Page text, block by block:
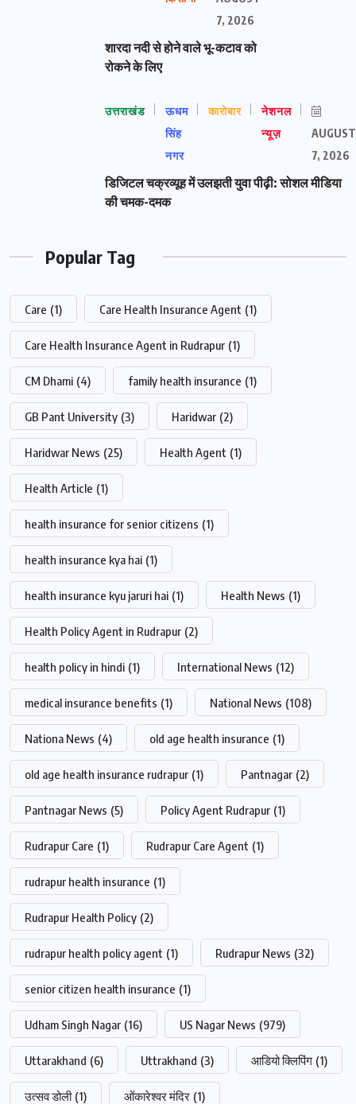
7, 2026
शारदा नदी से होने वाले भू-कटाव को
रोकने के लिए
उत्तराखंड
ऊधम
सिंह
नगर
कारोबार
नेशनल
न्यूज़
AUGUST
7, 2026
डिजिटल चक्रव्यूह में उलझती युवा पीढ़ी: सोशल मीडिया
की चमक-दमक
Popular Tag
Care (1) Care Health Insurance Agent (1)
Care Health Insurance Agent in Rudrapur (1)
CM Dhami (4) family health insurance (1)
GB Pant University (3) Haridwar (2)
Haridwar News (25) Health Agent (1)
Health Article (1)
health insurance for senior citizens (1)
health insurance kya hai (1)
health insurance kyu jaruri hai (1) Health News (1)
Health Policy Agent in Rudrapur (2)
health policy in hindi (1) International News (12)
medical insurance benefits (1) National News (108)
Nationa News (4) old age health insurance (1)
old age health insurance rudrapur (1) Pantnagar (2)
Pantnagar News (5) Policy Agent Rudrapur (1)
Rudrapur Care (1) Rudrapur Care Agent (1)
rudrapur health insurance (1)
Rudrapur Health Policy (2)
rudrapur health policy agent (1) Rudrapur News (32)
senior citizen health insurance (1)
Udham Singh Nagar (16) US Nagar News (979)
Uttarakhand (6) Uttrakhand (3) आडियो क्लिपिंग (1)
उत्सव डोली (1) ओंकारेश्वर मंदिर (1)